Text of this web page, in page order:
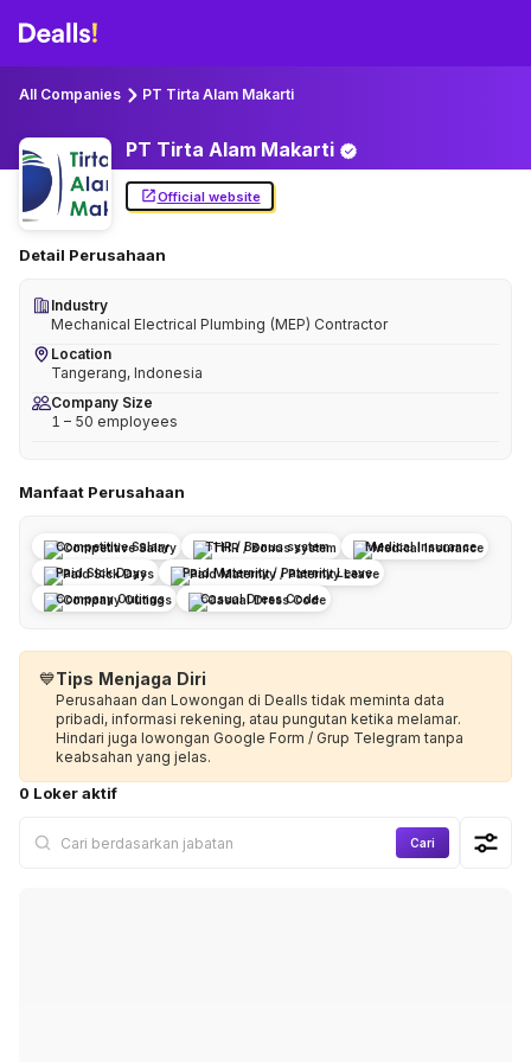
All Companies PT Tirta Alam Makarti
PT Tirta Alam Makarti
Official website
Detail Perusahaan
Industry
Mechanical Electrical Plumbing (MEP) Contractor
Location
Tangerang, Indonesia
Company Size
1 – 50 employees
Manfaat Perusahaan
Competitive Salary THR / Bonus system
Medical Insurance
Paid Sick Days
Paid Maternity / Paternity Leave
Company Outings
Casual Dress Code
💙Tips Menjaga Diri
Perusahaan dan Lowongan di Dealls tidak meminta data
pribadi, informasi rekening, atau pungutan ketika melamar.
Hindari juga lowongan Google Form / Grup Telegram tanpa
keabsahan yang jelas.
0 Loker aktif
Cari